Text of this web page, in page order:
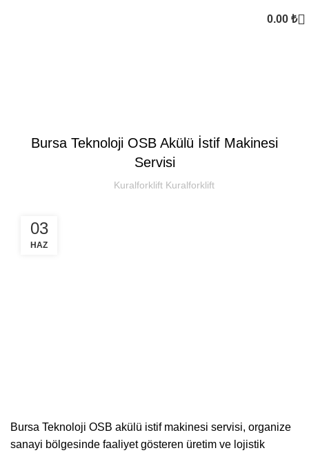
0.00 ₺
Bursa Teknoloji OSB Akülü İstif Makinesi
Servisi
Kuralforklift Kuralforklift
03
HAZ
Bursa Teknoloji OSB akülü istif makinesi servisi, organize
sanayi bölgesinde faaliyet gösteren üretim ve lojistik